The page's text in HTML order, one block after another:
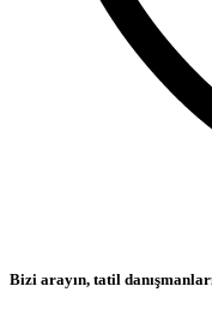
Bizi arayın, tatil